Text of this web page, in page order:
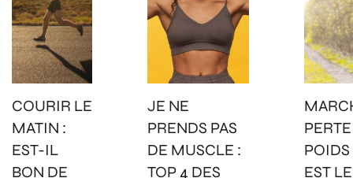
COURIR LE
MATIN :
EST-IL
BON DE
JE NE
PRENDS PAS
DE MUSCLE :
TOP 4 DES
EST LE